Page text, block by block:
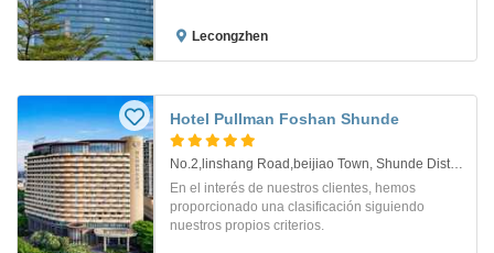
Lecongzhen
Hotel Pullman Foshan Shunde
No.2,linshang Road,beijiao Town, Shunde District ,foshan City. Foshan
En el interés de nuestros clientes, hemos
proporcionado una clasificación siguiendo
nuestros propios criterios.